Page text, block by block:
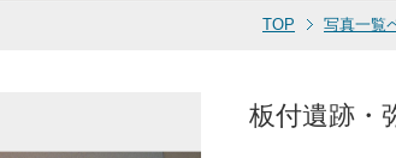
TOP 写真一覧
板付遺跡・